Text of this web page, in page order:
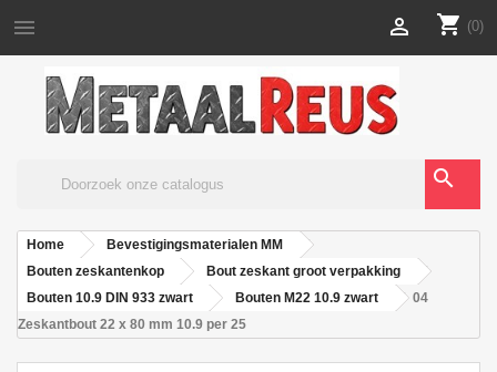
 shopping_cart (0)

search
Home
Bevestigingsmaterialen MM
Bouten zeskantenkop
Bout zeskant groot verpakking
Bouten 10.9 DIN 933 zwart
Bouten M22 10.9 zwart
04
Zeskantbout 22 x 80 mm 10.9 per 25